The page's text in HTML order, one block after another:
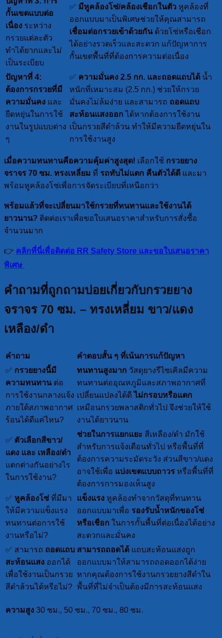
กั้นเขตแบบต่อ
เนื่อง ระหว่าง
กรวยแต่ละตัว
ทำได้ยากและไม่
เป็นระเบียบ
✅ มีหูคล้องโซ่/คล้องเชือกในตัว หูคล้องที่
ออกแบบมาเป็นพิเศษช่วยให้คุณสามารถ
เชื่อมต่อกรวยเข้าด้วยกันด้วยโซ่หรือเชือก
ได้อย่างรวดเร็วและสะดวก แก้ปัญหาการ
กั้นเขตพื้นที่ที่ต้องการความต่อเนื่อง
ปัญหาที่ 4:
ต้องการกรวยที่มี
ความมั่นคง และ
ยืดหยุ่นในการใช้
งานในรูปแบบต่าง
ๆ
✅ ความมั่นคง 2.5 กก. และถอดแถบได้ น้ำ
หนักที่เหมาะสม (2.5 กก.) ช่วยให้กรวย
มั่นคงไม่ล้มง่าย และสามารถ ถอดแถบ
สะท้อนแสงออก ได้หากต้องการใช้งาน
เป็นกรวยสีดำล้วน ทำให้มีความยืดหยุ่นใน
การใช้งานสูง
เมื่อความทนทานคือความคุ้มค่าสูงสุด! เลือกใช้ กรวยยาง
จราจร 70 ซม. ทรงเหลี่ยม ที่ รถทับไม่แตก คืนตัวได้ดี และมา
พร้อมหูคล้องโซ่เพื่อการจัดระเบียบที่เหนือกว่า
พร้อมแล้วที่จะเปลี่ยนมาใช้กรวยที่ทนทานและใช้งานได้
ยาวนาน? ติดต่อเราเพื่อขอใบเสนอราคาสำหรับการสั่งซื้อ
จำนวนมาก
👉 คลิกที่นี่เพื่อติดต่อ RR Safety Store และขอใบเสนอราคา
พิเศษ
คำถามที่ถูกถามบ่อยเกี่ยวกับกรวยยาง
จราจร 70 ซม. – ทรงเหลี่ยม ขาว/แดง
เหลือง/ดำ
คำถาม
คำตอบสั้น ๆ ที่เน้นการแก้ปัญหา
✅ กรวยยางนี้มี
ความทนทานต่อ
การใช้งานกลางแจ้ง
ภายใต้สภาพอากาศ
ร้อนได้ดีแค่ไหน?
ทนทานสูงมาก วัสดุยางรีไซเคิลมีความ
ทนทานต่ออุณหภูมิและสภาพอากาศที่
เปลี่ยนแปลงได้ดีไม่กรอบหรือแตก
เหมือนกรวยพลาสติกทั่วไป จึงช่วยให้ใช้
งานได้ยาวนาน
✅ ตัวเลือกสีขาว/
แดง และ เหลือง/ดำ
แตกต่างกันอย่างไร
ในการใช้งาน?
ช่วยในการแยกแยะ สีเหลือง/ดำ มักใช้
สำหรับการแจ้งเตือนทั่วไป หรือพื้นที่ที่
ต้องการความระมัดระวัง ส่วนสีขาว/แดง
อาจใช้เพื่อ แบ่งเขตแบบถาวร หรือพื้นที่ที่
ต้องการการมองเห็นสูง
✅ หูคล้องโซ่ ที่มีมา
ให้มีความแข็งแรง
ทนทานต่อการใช้
งานหรือไม่?
แข็งแรง หูคล้องทำจากวัสดุที่ทนทาน
ออกแบบมาเพื่อ รองรับน้ำหนักของโซ่
หรือเชือก ในการกั้นพื้นที่ต่อเนื่องได้อย่าง
สะดวกและมั่นคง
✅ สามารถ ถอดแถบ
สะท้อนแสง ออกได้
เพื่อใช้งานเป็นกรวย
สีดำล้วนได้หรือไม่?
สามารถถอดได้ แถบสะท้อนแสงถูก
ออกแบบมาให้สามารถถอดออกได้ง่าย
หากคุณต้องการใช้งานกรวยยางสีดำใน
พื้นที่ที่ไม่จำเป็นต้องมีการสะท้อนแสง
ความสูง 30 ซม., 50 ซม., 70 ซม., 80 ซม.